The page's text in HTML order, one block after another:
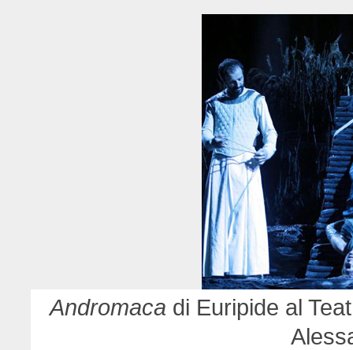
Andromaca di Euripide al